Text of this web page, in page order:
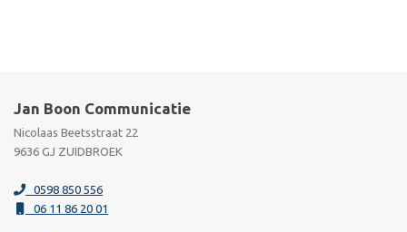
Jan Boon Communicatie
Nicolaas Beetsstraat 22
9636 GJ ZUIDBROEK
0598 850 556
06 11 86 20 01